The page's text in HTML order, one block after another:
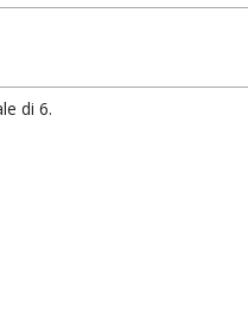
di 6.